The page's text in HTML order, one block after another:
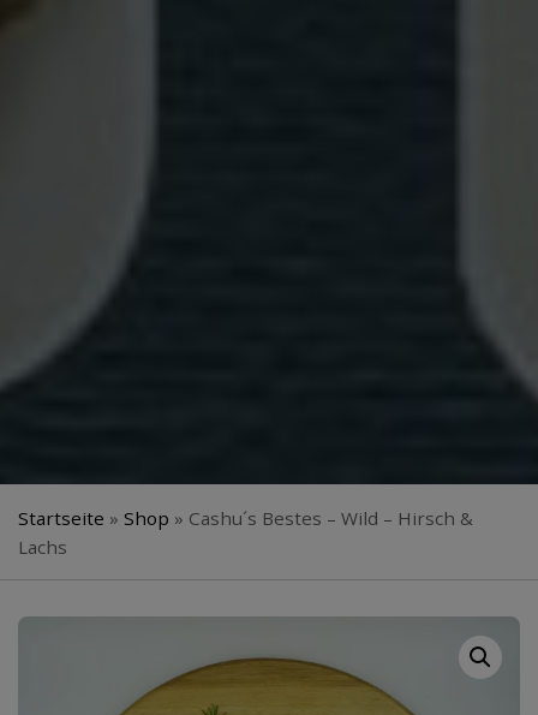
Startseite » Shop » Cashu´s Bestes – Wild – Hirsch &
Lachs